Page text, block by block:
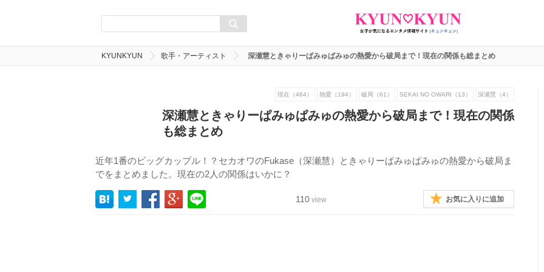
KYUNKYUN 歌手・アーティスト 深瀬慧ときゃりーぱみゅぱみゅの熱愛から破局まで！現在の関係も総まとめ
現在（464） 熱愛（194） 破局（61） SEKAI NO OWARI（13） 深瀬慧（4）
深瀬慧ときゃりーぱみゅぱみゅの熱愛から破局まで！現在の関係
も総まとめ
近年1番のビッグカップル！？セカオワのFukase（深瀬慧）ときゃりーぱみゅぱみゅの熱愛から破局ま
でをまとめました。現在の2人の関係はいかに？
110 view お気に入りに追加